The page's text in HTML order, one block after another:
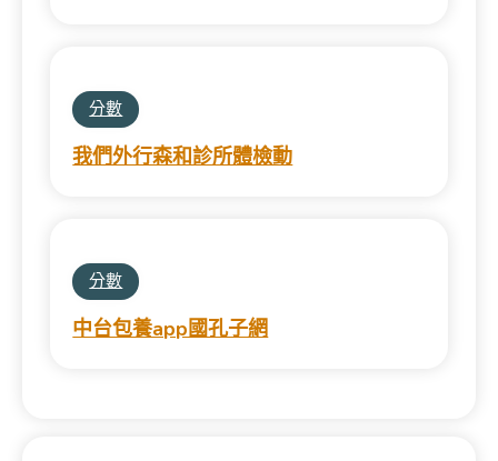
分數
我們外行森和診所體檢動
分數
中台包養app國孔子網